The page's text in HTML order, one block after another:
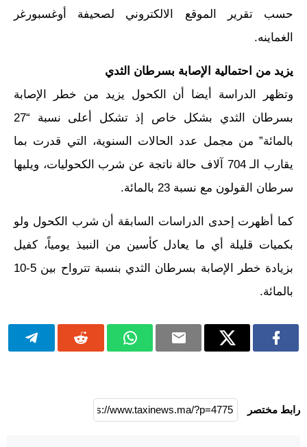
حسب تقرير الموقع الالكتروني لصحيفة أوغسبورغر
الغماينه.
يزيد من احتمالية الإصابة بسرطان الثدي
وتظهر الدراسة أيضا أن الكحول يزيد من خطر الإصابة
بسرطان الثدي بشكل خاص إذ تشكل أعلى نسبة “27
بالمائة” من مجمل عدد الحالات السنوية، التي قدرت بما
يقارب الـ 704 آلاف حالة ناتجة عن شرب الكحوليات، ويليها
سرطان القولون مع نسبة 23 بالمائة.
كما أظهرت إحدى الدراسات السابقة أن شرب الكحول ولو
بكميات قليلة أي ما يعادل كأسين من النبيذ يومياً، كفيل
بزيادة خطر الإصابة بسرطان الثدي بنسبة تترواح بين 5-10
بالمائة.
رابط مختصر